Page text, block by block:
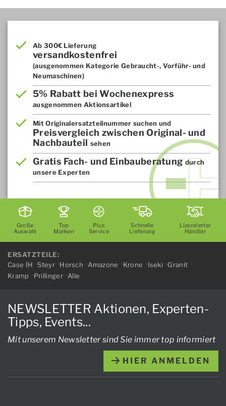
Ab 300€ Lieferung
versandkostenfrei
(ausgenommen Kategorie Gebraucht-, Vorführ- und
Neumaschinen)
5% Rabatt bei Wochenexpress
ausgenommen Aktionsartikel
Mit Originalersatzteilnummer suchen und
Preisvergleich zwischen Original- und
Nachbauteil sehen
Gratis Fach- und Einbauberatung durch
unsere Experten
Große
Auswahl
Top
Marken
Plus
Service
Schnelle
Lieferung
Lizenzierter
Händler
ERSATZTEILE:
Case IH
Steyr Horsch Amazone Krone Iseki
Granit
Kramp
Prillinger Alle
NEWSLETTER Aktionen, Experten-
Tipps, Events...
Mit unserem Newsletter sind Sie immer top informiert
HIER ANMELDEN